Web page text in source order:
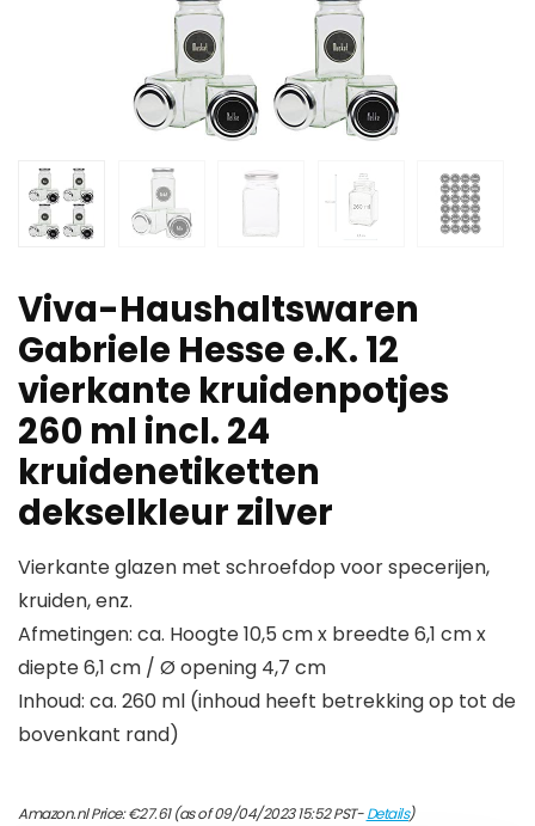
Viva-Haushaltswaren
Gabriele Hesse e.K. 12
vierkante kruidenpotjes
260 ml incl. 24
kruidenetiketten
dekselkleur zilver
Vierkante glazen met schroefdop voor specerijen,
kruiden, enz.
Afmetingen: ca. Hoogte 10,5 cm x breedte 6,1 cm x
diepte 6,1 cm / Ø opening 4,7 cm
Inhoud: ca. 260 ml (inhoud heeft betrekking op tot de
bovenkant rand)
Amazon.nl Price:€27.61(as of 09/04/2023 15:52 PST-Details)